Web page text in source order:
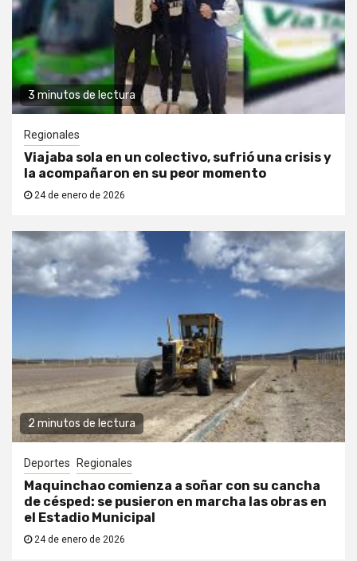
3 minutos de lectura
Regionales
Viajaba sola en un colectivo, sufrió una crisis y
la acompañaron en su peor momento
24 de enero de 2026
2 minutos de lectura
Deportes Regionales
Maquinchao comienza a soñar con su cancha
de césped: se pusieron en marcha las obras en
el Estadio Municipal
24 de enero de 2026